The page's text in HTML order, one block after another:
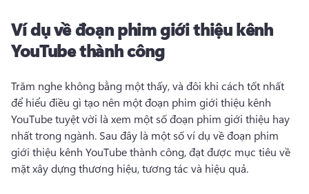
Ví dụ về đoạn phim giới thiệu kênh
YouTube thành công
Trăm nghe không bằng một thấy, và đôi khi cách tốt nhất
để hiểu điều gì tạo nên một đoạn phim giới thiệu kênh
YouTube tuyệt vời là xem một số đoạn phim giới thiệu hay
nhất trong ngành. Sau đây là một số ví dụ về đoạn phim
giới thiệu kênh YouTube thành công, đạt được mục tiêu về
mặt xây dựng thương hiệu, tương tác và hiệu quả.